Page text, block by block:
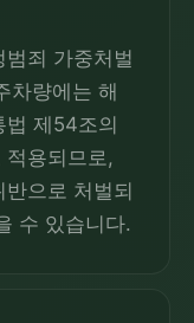
죄 가중처벌
차량에는 해
법 제54조의
적용되므로,
으로 처벌되
수 있습니다.